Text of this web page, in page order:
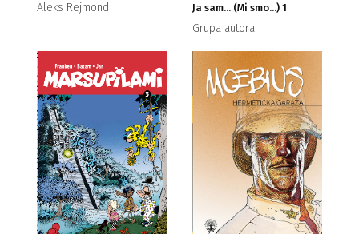
Aleks Rejmond Ja sam... (Mi smo...) 1
Grupa autora